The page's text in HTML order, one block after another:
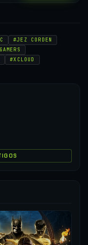
#JEZ CORDEN
#XCLOUD